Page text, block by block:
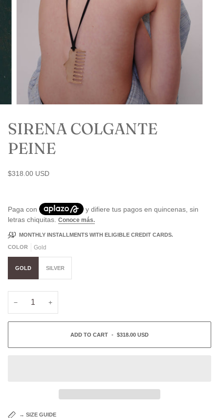
SIRENA COLGANTE
PEINE
$318.00 USD
MONTHLY INSTALLMENTS WITH ELIGIBLE CREDIT CARDS.
COLOR Gold
GOLD SILVER
− +
ADD TO CART • $318.00 USD
→ SIZE GUIDE